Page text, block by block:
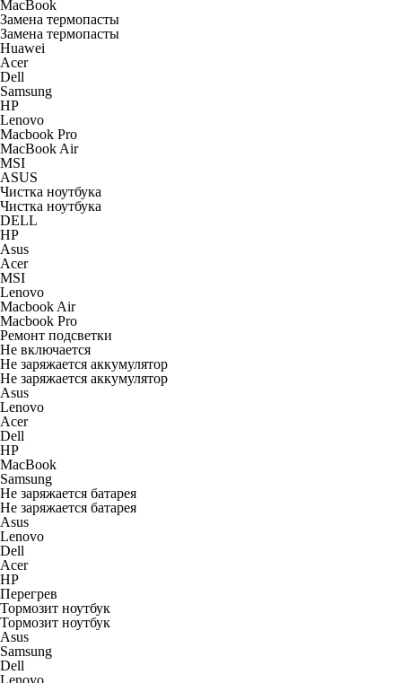
MacBook
Замена термопасты
Замена термопасты
Huawei
Acer
Dell
Samsung
HP
Lenovo
Macbook Pro
MacBook Air
MSI
ASUS
Чистка ноутбука
Чистка ноутбука
DELL
HP
Asus
Acer
MSI
Lenovo
Macbook Air
Macbook Pro
Ремонт подсветки
Не включается
Не заряжается аккумулятор
Не заряжается аккумулятор
Asus
Lenovo
Acer
Dell
HP
MacBook
Samsung
Не заряжается батарея
Не заряжается батарея
Asus
Lenovo
Dell
Acer
HP
Перегрев
Тормозит ноутбук
Тормозит ноутбук
Asus
Samsung
Dell
Lenovo